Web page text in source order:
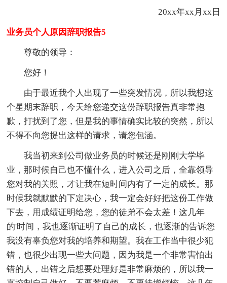
20xx年xx月xx日
业务员个人原因辞职报告5
尊敬的领导：
您好！
由于最近我个人出现了一些突发情况，所以我想这
个星期末辞职，今天给您递交这份辞职报告真非常抱
歉，打扰到了您，但是我的事情确实比较的突然，所以
不得不向您提出这样的请求，请您包涵。
我当初来到公司做业务员的时候还是刚刚大学毕
业，那时候自己也不懂什么，进入公司之后，全靠领导
您对我的关照，才让我在短时间内有了一定的成长。那
时候我就默默的下定决心，我一定会好好把这份工作做
下去，用成绩证明给您，您的徒弟不会太差！这几年
的'时间，我也逐渐证明了自己的成长，也逐渐的告诉您
我没有辜负您对我的培养和期望。我在工作当中很少犯
错，也很少出现一些大问题，因为我是一个非常害怕出
错的人，出错之后想要处理好是非常麻烦的，所以我一